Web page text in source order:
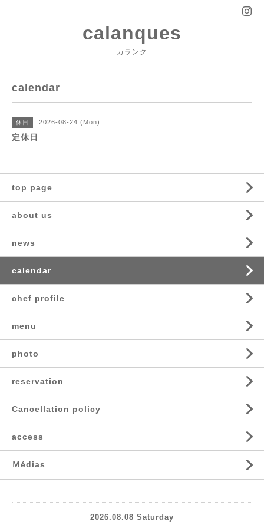
calanques
カランク
calendar
休日 2026-08-24 (Mon)
定休日
top page
about us
news
calendar
chef profile
menu
photo
reservation
Cancellation policy
access
Ｍédias
2026.08.08 Saturday